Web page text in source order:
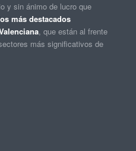
y sin ánimo de lucro que
más destacados
, que están al frente
más significativos de